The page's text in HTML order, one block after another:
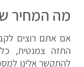
מה המחיר
אם אתם רוצים
התזה צמנטית,
להתקשר אלינו